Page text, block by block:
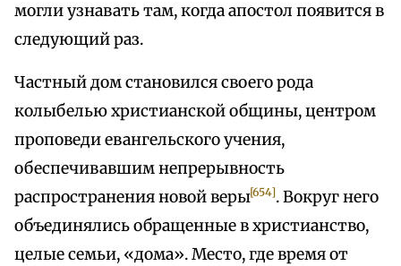
могли узнавать там, когда апостол появится в
следующий раз.
Частный дом становился своего рода
колыбелью христианской общины, центром
проповеди евангельского учения,
обеспечивавшим непрерывность
распространения новой веры[654]. Вокруг него
объединялись обращенные в христианство,
целые семьи, «дома». Место, где время от